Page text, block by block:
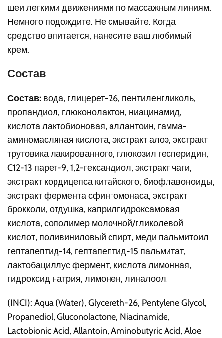
шеи легкими движениями по массажным линиям.
Немного подождите. Не смывайте. Когда
средство впитается, нанесите ваш любимый
крем.
Состав
Состав: вода, глицерет-26, пентиленгликоль,
пропандиол, глюконолактон, ниацинамид,
кислота лактобионовая, аллантоин, гамма-
аминомасляная кислота, экстракт алоэ, экстракт
трутовика лакированного, глюкозил гесперидин,
C12-13 парет-9, 1,2-гександиол, экстракт чаги,
экстракт кордицепса китайского, биофлавоноиды,
экстракт фермента сфингомонаса, экстракт
брокколи, отдушка, каприлгидроксамовая
кислота, сополимер молочной/гликолевой
кислот, поливиниловый спирт, меди пальмитоил
гептапептид-14, гептапептид-15 пальмитат,
лактобациллус фермент, кислота лимонная,
гидроксид натрия, лимонен, линалоол.
(INCI): Aqua (Water), Glycereth-26, Pentylene Glycol,
Propanediol, Gluconolactone, Niacinamide,
Lactobionic Acid, Allantoin, Aminobutyric Acid, Aloe